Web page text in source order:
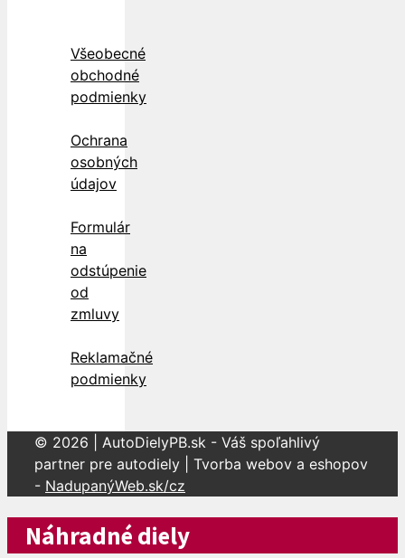
Všeobecné
obchodné
podmienky
Ochrana
osobných
údajov
Formulár
na
odstúpenie
od
zmluvy
Reklamačné
podmienky
© 2026 | AutoDielyPB.sk - Váš spoľahlivý
partner pre autodiely | Tvorba webov a eshopov
- NadupanýWeb.sk/cz
Náhradné diely